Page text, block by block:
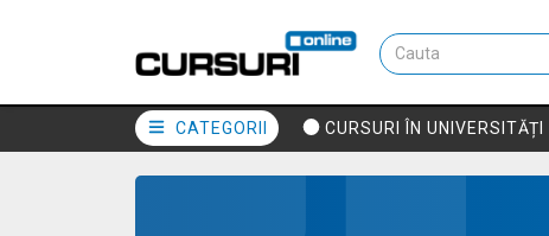
CATEGORII CURSURI ÎN UNIVERSITĂȚI